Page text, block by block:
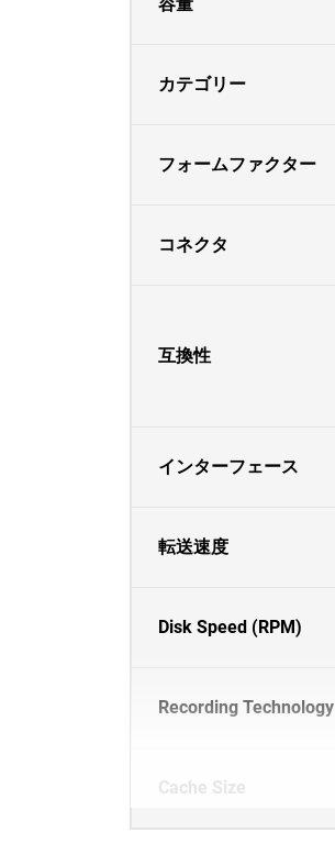
カテゴリー
フォームファクター
コネクタ
互換性
インターフェース
転送速度
Disk Speed (RPM)
Recording Technology
Cache Size